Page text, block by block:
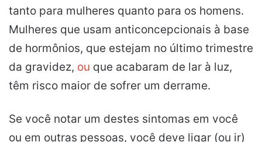
tanto para mulheres quanto para os homens.
Mulheres que usam anticoncepcionais à base
de hormônios, que estejam no último trimestre
da gravidez, ou que acabaram de lar à luz,
têm risco maior de sofrer um derrame.
Se você notar um destes sintomas em você
ou em outras pessoas, você deve ligar (ou ir)